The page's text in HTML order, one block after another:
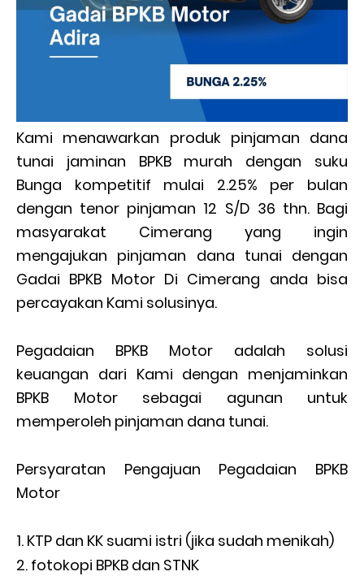
Kami menawarkan produk pinjaman dana
tunai jaminan BPKB murah dengan suku
Bunga kompetitif mulai 2.25% per bulan
dengan tenor pinjaman 12 S/D 36 thn. Bagi
masyarakat Cimerang yang ingin
mengajukan pinjaman dana tunai dengan
Gadai BPKB Motor Di Cimerang anda bisa
percayakan Kami solusinya.
Pegadaian BPKB Motor adalah solusi
keuangan dari Kami dengan menjaminkan
BPKB Motor sebagai agunan untuk
memperoleh pinjaman dana tunai.
Persyaratan Pengajuan Pegadaian BPKB
Motor
KTP dan KK suami istri (jika sudah menikah)
fotokopi BPKB dan STNK